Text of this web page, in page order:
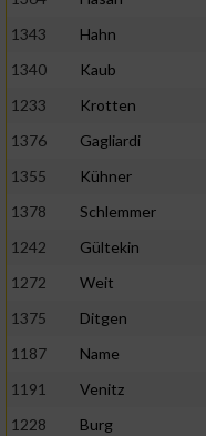
1343
Hahn
1340
Kaub
1233
Krotten
1376
Gagliardi
1355
Kühner
1378
Schlemmer
1242
Gültekin
1272
Weit
1375
Ditgen
1187
Name
1191
Venitz
1228
Burg